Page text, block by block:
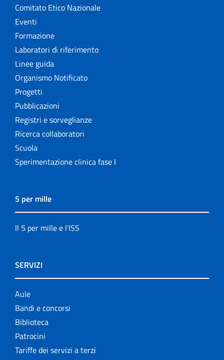
Comitato Etico Nazionale
Eventi
Formazione
Laboratori di riferimento
Linee guida
Organismo Notificato
Progetti
Pubblicazioni
Registri e sorveglianze
Ricerca collaboratori
Scuola
Sperimentazione clinica fase I
5 per mille
Il 5 per mille e l'ISS
SERVIZI
Aule
Bandi e concorsi
Biblioteca
Patrocini
Tariffe dei servizi a terzi